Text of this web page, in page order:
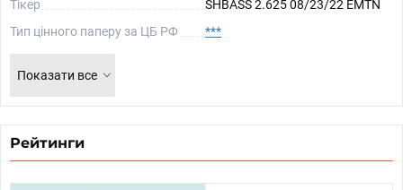
Тікер
SHBASS 2.625 08/23/22 EMTN
Тип цінного паперу за ЦБ РФ
***
Показати все
Рейтинги